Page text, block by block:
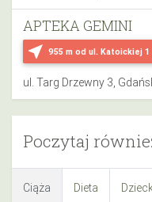
near_me 955 m od ul. Katoickiej 1
APTEKA GEMINI
ul. Targ Drzewny 3,
Poczytaj
Ciąża Dieta